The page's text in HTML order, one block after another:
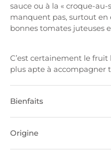
sauce ou à la « croque-au-
manquent pas, surtout en
bonnes tomates juteuses
C’est certainement le
plus apte à accompagner
Bienfaits
Origine